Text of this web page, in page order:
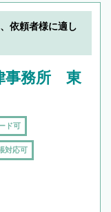
依頼者様に適し
事務所 東
ド可
対応可